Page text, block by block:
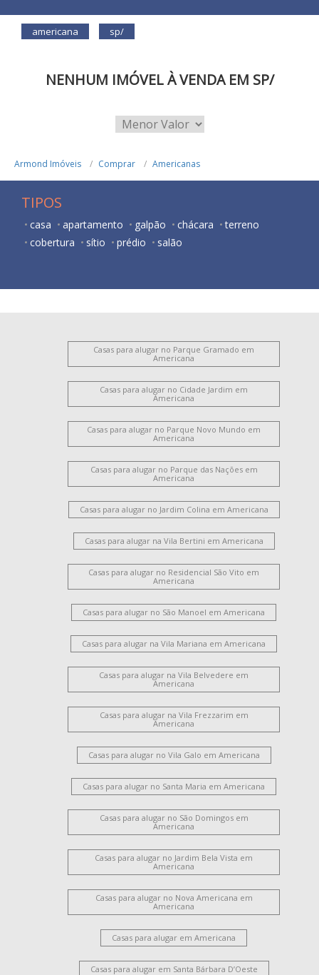
americana sp/
NENHUM IMÓVEL À VENDA EM SP/
Armond Imóveis Comprar Americanas
TIPOS
casa apartamento galpão chácara
terreno
cobertura
sítio prédio salão
Casas para alugar no Parque Gramado em
Americana
Casas para alugar no Cidade Jardim em
Americana
Casas para alugar no Parque Novo Mundo em
Americana
Casas para alugar no Parque das Nações em
Americana
Casas para alugar no Jardim Colina em Americana
Casas para alugar na Vila Bertini em Americana
Casas para alugar no Residencial São Vito em
Americana
Casas para alugar no São Manoel em Americana
Casas para alugar na Vila Mariana em Americana
Casas para alugar na Vila Belvedere em
Americana
Casas para alugar na Vila Frezzarim em
Americana
Casas para alugar no Vila Galo em Americana
Casas para alugar no Santa Maria em Americana
Casas para alugar no São Domingos em
Americana
Casas para alugar no Jardim Bela Vista em
Americana
Casas para alugar no Nova Americana em
Americana
Casas para alugar em Americana
Casas para alugar em Santa Bárbara D’Oeste